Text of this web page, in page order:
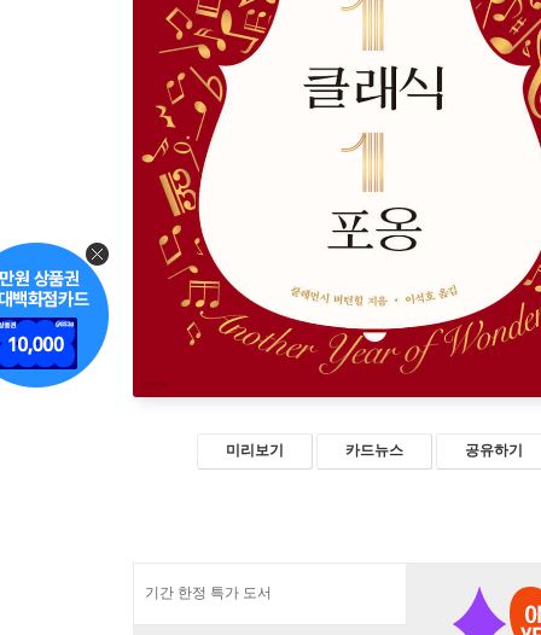
미리보기 카드뉴스 공유하기
기간 한정 특가 도서